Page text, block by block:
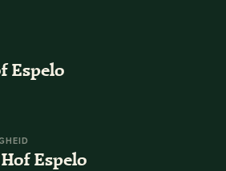
Espelo
Espelo